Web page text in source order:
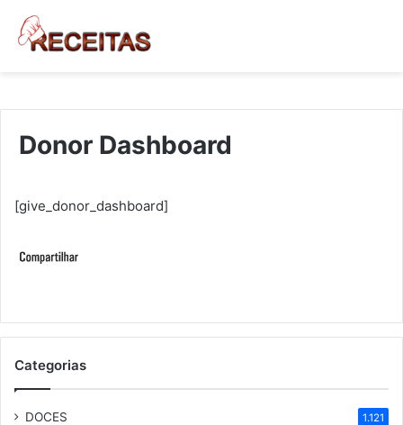
Donor Dashboard
[give_donor_dashboard]
Categorias
DOCES 1.121